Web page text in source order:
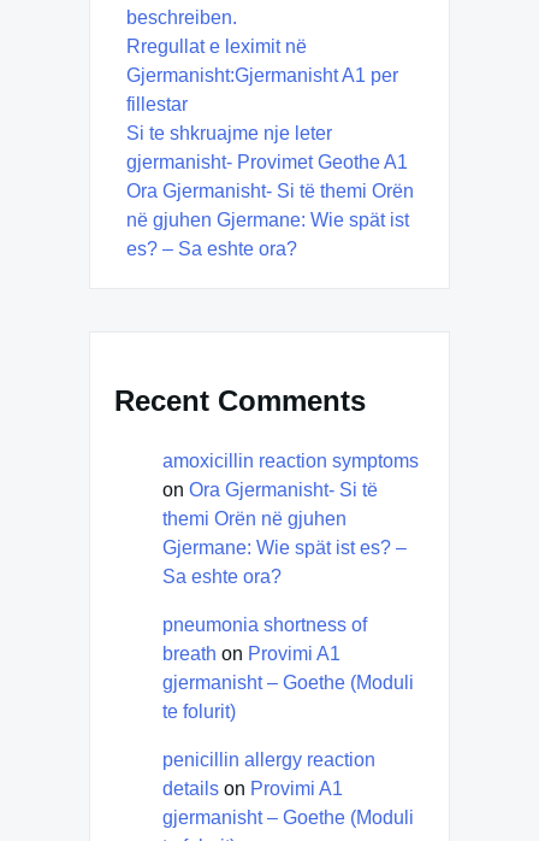
beschreiben.
Rregullat e leximit në
Gjermanisht:Gjermanisht A1 per
fillestar
Si te shkruajme nje leter
gjermanisht- Provimet Geothe A1
Ora Gjermanisht- Si të themi Orën
në gjuhen Gjermane: Wie spät ist
es? – Sa eshte ora?
Recent Comments
amoxicillin reaction symptoms
on Ora Gjermanisht- Si të
themi Orën në gjuhen
Gjermane: Wie spät ist es? –
Sa eshte ora?
pneumonia shortness of
breath on Provimi A1
gjermanisht – Goethe (Moduli
te folurit)
penicillin allergy reaction
details on Provimi A1
gjermanisht – Goethe (Moduli